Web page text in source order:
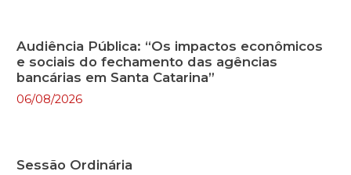
Audiência Pública: “Os impactos econômicos
e sociais do fechamento das agências
bancárias em Santa Catarina”
06/08/2026
Sessão Ordinária